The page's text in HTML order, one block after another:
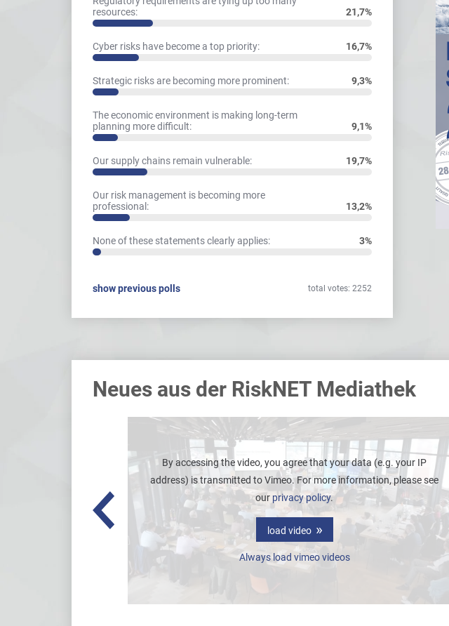
resources:
21,7%
Cyber risks have become a top priority: 16,7%
Strategic risks are becoming more prominent: 9,3%
The economic environment is making long-term
planning more difficult:
9,1%
Our supply chains remain vulnerable: 19,7%
Our risk management is becoming more
professional:
13,2%
None of these statements clearly applies: 3%
show previous polls total votes: 2252
Neues aus der RiskNET Mediathek
Bergen auf – dies
für die höchsten Berge
By accessing the video, you agree that your data (e.g. your IP
address) is transmitted to Vimeo. For more information, please see
our privacy policy.
load video
Always load vimeo videos